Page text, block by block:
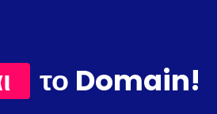
το Domain!